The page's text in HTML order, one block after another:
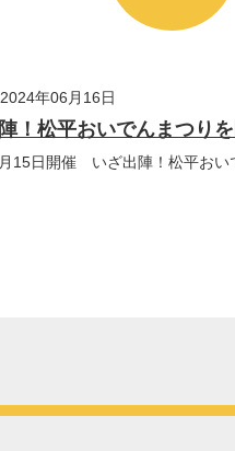
年06月16日
！松平おいでんまつり
15日開催 いざ出陣！松平おい